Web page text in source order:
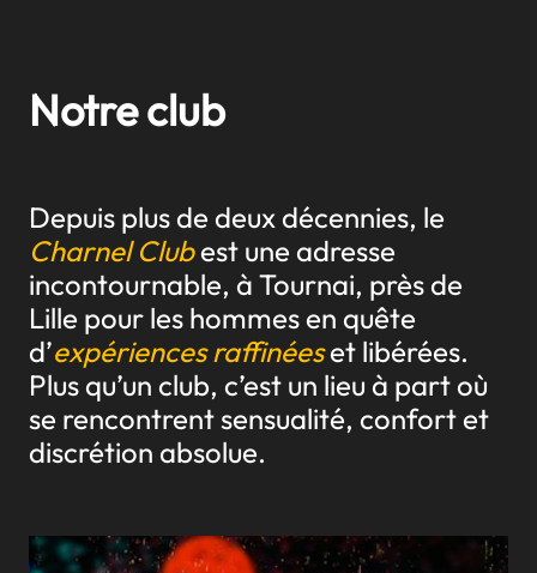
Notre club
Depuis plus de deux décennies, le
Charnel Clubest une adresse
incontournable, à Tournai, près de
Lille pour les hommes en quête
d’expériences raffinéeset libérées.
Plus qu’un club, c’est un lieu à part où
se rencontrent sensualité, confort et
discrétion absolue.